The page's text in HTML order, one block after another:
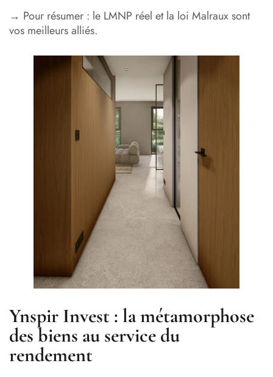
→ Pour résumer : le LMNP réel et la loi Malraux sont
vos meilleurs alliés.
Ynspir Invest : la métamorphose
des biens au service du
rendement